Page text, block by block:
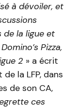
à dévoiler, et
de la ligue et
Pizza,
2 » a écrit
la LFP, dans
de son CA,
ces